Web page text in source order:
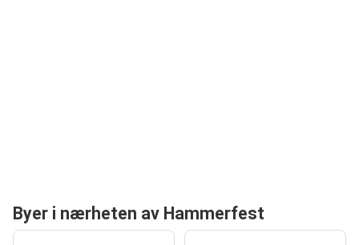
Byer i nærheten av Hammerfest